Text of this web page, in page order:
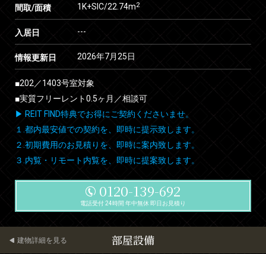
間取/面積 1K+SIC/22.74m2
入居日 ---
情報更新日 2026年7月25日
■202／1403号室対象
■実質フリーレント0.5ヶ月／相談可
▶ REIT FIND特典でお得にご契約くださいませ。
１.都内最安値での契約を、即時に提示致します。
２.初期費用のお見積りを、即時に案内致します。
３.内覧・リモート内覧を、即時に提案致します。
0120-139-692
電話受付 24時間 年中無休 即日お見積り
部屋設備
建物詳細を見る